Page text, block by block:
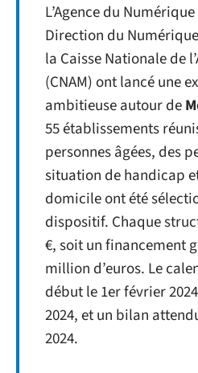
L’Agence du
Direction du
la Caisse Nationale de
(CNAM) ont lancé une
ambitieuse autour de
55 établissements
personnes âgées, des
situation de handicap
domicile ont été
dispositif. Chaque
€, soit un financement
million d’euros. Le
début le 1er février
2024, et un bilan
2024.